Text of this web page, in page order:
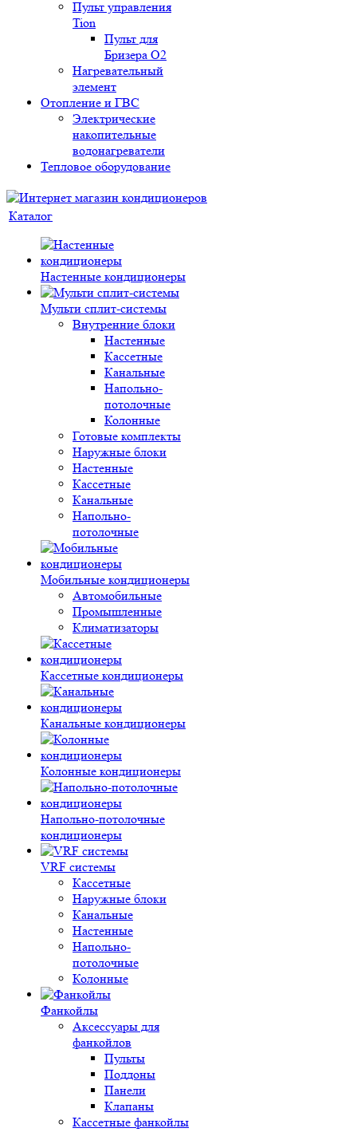
Пульт управления
Tion
Пульт для
Бризера O2
Нагревательный
элемент
Отопление и ГВС
Электрические
накопительные
водонагреватели
Тепловое оборудование
Каталог
Настенные кондиционеры
Мульти сплит-системы
Внутренние блоки
Настенные
Кассетные
Канальные
Напольно-
потолочные
Колонные
Готовые комплекты
Наружные блоки
Настенные
Кассетные
Канальные
Напольно-
потолочные
Мобильные кондиционеры
Автомобильные
Промышленные
Климатизаторы
Кассетные кондиционеры
Канальные кондиционеры
Колонные кондиционеры
Напольно-потолочные
кондиционеры
VRF системы
Кассетные
Наружные блоки
Канальные
Настенные
Напольно-
потолочные
Колонные
Фанкойлы
Аксессуары для
фанкойлов
Пульты
Поддоны
Панели
Клапаны
Кассетные фанкойлы